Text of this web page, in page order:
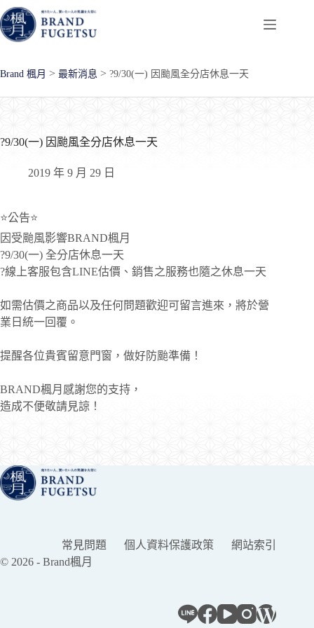
跳
至
主
內
Brand 楓月 > 最新消息 > ?9/30(一) 因颱風全分店休息一天
?9/30(一) 因颱風全分店休息一天
2019 年 9 月 29 日
⭐公告⭐
因受颱風影響BRAND楓月
?9/30(一) 全分店休息一天
?線上客服包含LINE估價、銷售之服務也隨之休息一天
如需估價之商品以及任何問題歡迎可留言進來，將於營
業日統一回覆。
提醒各位貴賓留意門窗，做好防颱準備！
BRAND楓月感謝您的支持，
造成不便敬請見諒！
常見問題 個人資料保護政策
網站索引
© 2026 - Brand楓月